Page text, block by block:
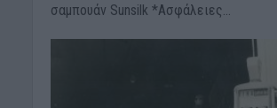
σαμπουάν Sunsilk *Ασφάλειες...